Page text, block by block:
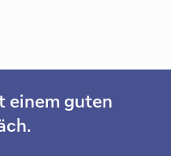
einem guten